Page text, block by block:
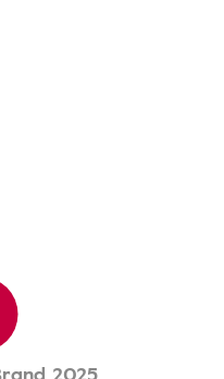
2025